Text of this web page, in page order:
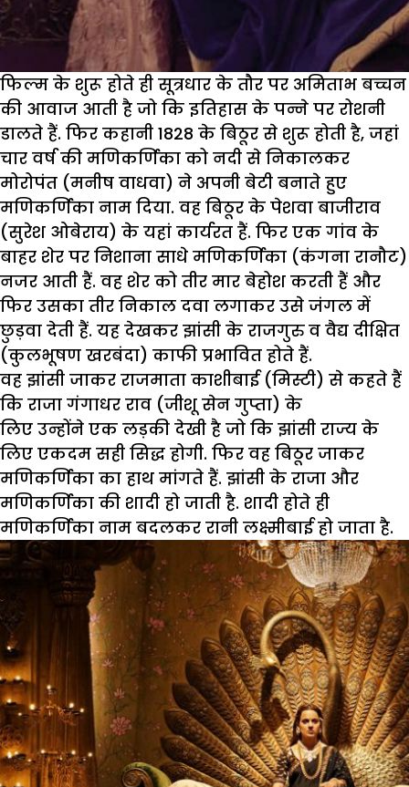
फिल्म के शुरू होते ही सूत्रधार के तौर पर अमिताभ बच्चन
की आवाज आती है जो कि इतिहास के पन्ने पर रोशनी
डालते हैं. फिर कहानी 1828 के बिठूर से शुरू होती है, जहां
चार वर्ष की मणिकर्णिका को नदी से निकालकर
मोरोपंत (मनीष वाधवा) ने अपनी बेटी बनाते हुए
मणिकर्णिका नाम दिया. वह बिठूर के पेशवा बाजीराव
(सुरेश ओबेराय) के यहां कार्यरत हैं. फिर एक गांव के
बाहर शेर पर निशाना साधे मणिकर्णिका (कंगना रानौट)
नजर आती हैं. वह शेर को तीर मार बेहोश करती हैं और
फिर उसका तीर निकाल दवा लगाकर उसे जंगल में
छुड़वा देती हैं. यह देखकर झांसी के राजगुरु व वैद्य दीक्षित
(कुलभूषण खरबंदा) काफी प्रभावित होते हैं.
वह झांसी जाकर राजमाता काशीबाई (मिस्टी) से कहते हैं
कि राजा गंगाधर राव (जीशू सेन गुप्ता) के
लिए उन्होंने एक लड़की देखी है जो कि झांसी राज्य के
लिए एकदम सही सिद्ध होगी. फिर वह बिठूर जाकर
मणिकर्णिका का हाथ मांगते हैं. झांसी के राजा और
मणिकर्णिका की शादी हो जाती है. शादी होते ही
मणिकर्णिका नाम बदलकर रानी लक्ष्मीबाई हो जाता है.